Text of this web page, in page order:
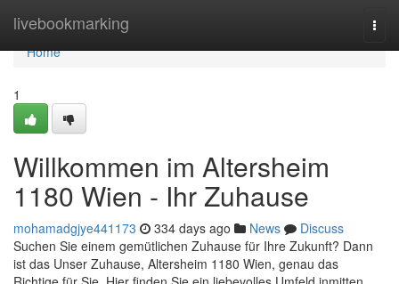
livebookmarking
Home
Home
1
Willkommen im Altersheim
1180 Wien - Ihr Zuhause
mohamadgjye441173 334 days ago News
Discuss
Suchen Sie einem gemütlichen Zuhause für Ihre Zukunft? Dann
ist das Unser Zuhause, Altersheim 1180 Wien, genau das